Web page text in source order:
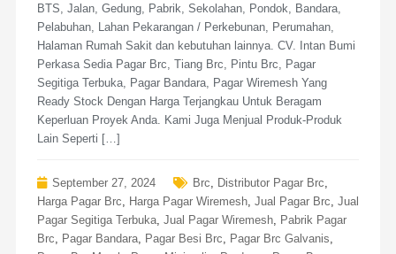
BTS, Jalan, Gedung, Pabrik, Sekolahan, Pondok, Bandara,
Pelabuhan, Lahan Pekarangan / Perkebunan, Perumahan,
Halaman Rumah Sakit dan kebutuhan lainnya. CV. Intan Bumi
Perkasa Sedia Pagar Brc, Tiang Brc, Pintu Brc, Pagar
Segitiga Terbuka, Pagar Bandara, Pagar Wiremesh Yang
Ready Stock Dengan Harga Terjangkau Untuk Beragam
Keperluan Proyek Anda. Kami Juga Menjual Produk-Produk
Lain Seperti […]
September 27, 2024 Brc Distributor Pagar Brc
Harga Pagar Brc
Harga Pagar Wiremesh, Jual Pagar Brc Jual
Pagar Segitiga Terbuka, Jual Pagar Wiremesh,
Pabrik Pagar
Brc
Pagar Bandara, Pagar Besi Brc Pagar Brc Galvanis